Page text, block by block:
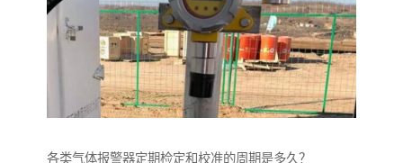
各类气体报警器定期检定和校准的周期是多久？